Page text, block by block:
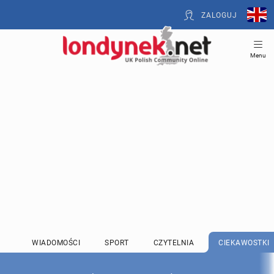
ZALOGUJ
Menu
WIADOMOŚCI SPORT CZYTELNIA CIEKAWOSTKI